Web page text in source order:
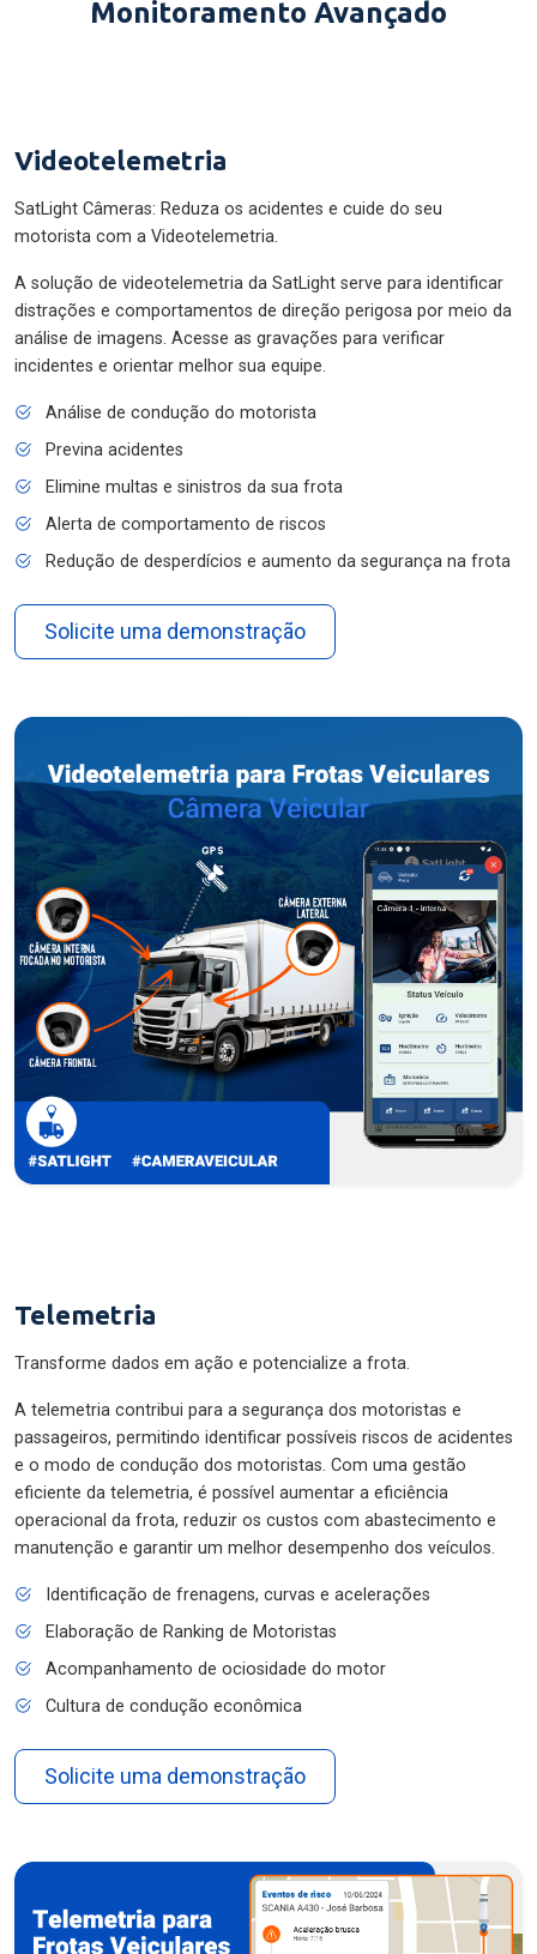
Monitoramento Avançado
Videotelemetria
SatLight Câmeras: Reduza os acidentes e cuide do seu
motorista com a Videotelemetria.
A solução de videotelemetria da SatLight serve para identificar
distrações e comportamentos de direção perigosa por meio da
análise de imagens. Acesse as gravações para verificar
incidentes e orientar melhor sua equipe.
Análise de condução do motorista
Previna acidentes
Elimine multas e sinistros da sua frota
Alerta de comportamento de riscos
Redução de desperdícios e aumento da segurança na frota
Solicite uma demonstração
Telemetria
Transforme dados em ação e potencialize a frota.
A telemetria contribui para a segurança dos motoristas e
passageiros, permitindo identificar possíveis riscos de acidentes
e o modo de condução dos motoristas. Com uma gestão
eficiente da telemetria, é possível aumentar a eficiência
operacional da frota, reduzir os custos com abastecimento e
manutenção e garantir um melhor desempenho dos veículos.
Identificação de frenagens, curvas e acelerações
Elaboração de Ranking de Motoristas
Acompanhamento de ociosidade do motor
Cultura de condução econômica
Solicite uma demonstração